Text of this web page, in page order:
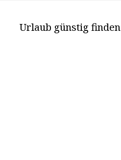
Urlaub günstig finden